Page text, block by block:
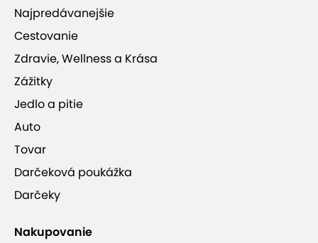
Najpredávanejšie
Cestovanie
Zdravie, Wellness a Krása
Zážitky
Jedlo a pitie
Auto
Tovar
Darčeková poukážka
Darčeky
Nakupovanie